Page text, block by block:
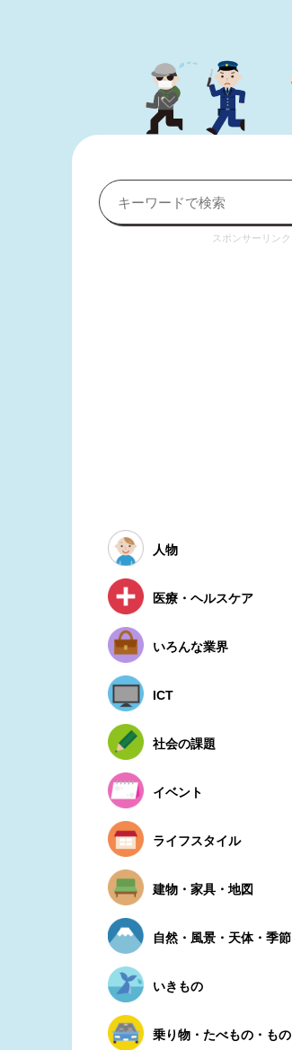
スポンサーリンク
人物
医療・ヘルスケア
いろんな業界
ICT
社会の課題
イベント
ライフスタイル
建物・家具・地図
自然・風景・天体・季節
いきもの
乗り物・たべもの・もの